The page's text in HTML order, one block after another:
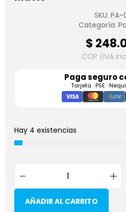
SKU: PA-
Categoría:
$
COP (IVA
Paga seguro
Tarjeta · PSE ·
Hay 4 existencias
AÑADIR AL CARRITO